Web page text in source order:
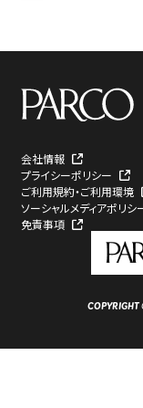
会社情報
プライシーポリシー
ご利用規約・ご利用環境
ソーシャルメディアポリシ
免責事項
COPYRIGHT